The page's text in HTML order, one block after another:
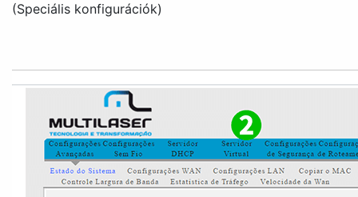
(Speciális konfigurációk)